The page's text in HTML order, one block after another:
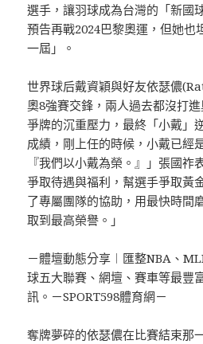
選手，讓羽球成為台灣的「新國
預告再戰2024巴黎奧運，但她也
一屆」。
世界球后戴資穎與好友依瑟儂
奧8強賽交鋒，兩人過去都沒打
爭牌的沉重壓力，最終「小戴」
成績，剛上任的時候，小戴已經
『我們以小戴為榮。』」張國祚
爭取待遇與福利，幫選手爭取黃
了專屬團隊的協助，用最快時間
取到最高榮譽。」
－體壇動態分享︱匯整NBA、
球五大聯賽、網壇、賽車等最豐
訊。－SPORT598體育網－
奪牌夢碎的依瑟儂在比賽結束那